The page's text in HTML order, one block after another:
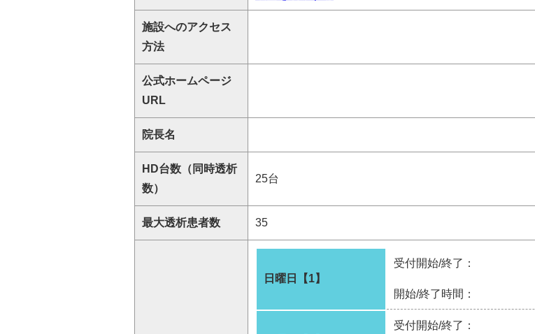
施設へのアクセス
方法
公式ホームページ
URL
院長名
HD台数（同時透析
数）
25台
最大透析患者数 35
日曜日【1】
受付開始/終了：
開始/終了時間：
受付開始/終了：